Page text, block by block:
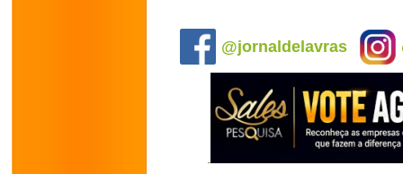
@jornaldelavras